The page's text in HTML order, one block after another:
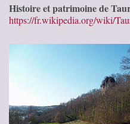
Histoire et patrimoine de
https://fr.wikipedia.org/wiki/